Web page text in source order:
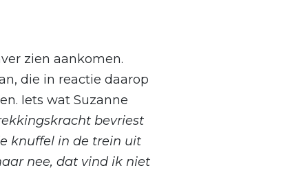
zien aankomen.
die in reactie daarop
Iets wat Suzanne
bevriest
knuffel in de trein uit
nee, dat vind ik niet